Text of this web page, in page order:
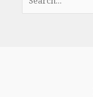
nach: